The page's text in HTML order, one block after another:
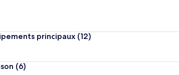
principaux (12)
(6)